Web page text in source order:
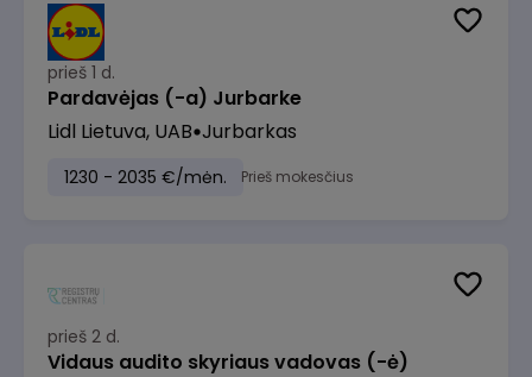
prieš 1 d.
Pardavėjas (-a) Jurbarke
Lidl Lietuva, UAB Jurbarkas
1230 - 2035 €/mėn. Prieš mokesčius
prieš 2 d.
Vidaus audito skyriaus vadovas (-ė)